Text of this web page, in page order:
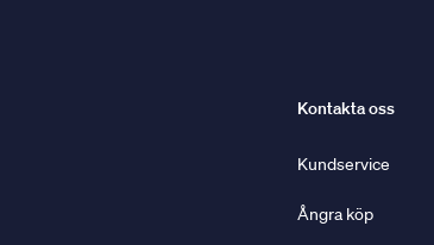
Kontakta oss
Kundservice
Ångra köp